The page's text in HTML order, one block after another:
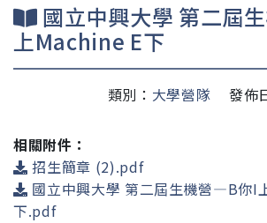
國立中興大學 第二屆
上Machine E下
類別： 大學營隊 發佈
相關附件：
招生簡章 (2).pdf
國立中興大學 第二屆生機營—B你I
下.pdf